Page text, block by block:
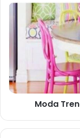
Moda